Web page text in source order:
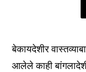
बेकायदेशीर
आलेले काही